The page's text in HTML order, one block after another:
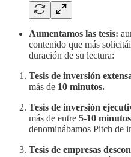
Aumentamos las tesis:
contenido que más
duración de su lectura:
Tesis de inversión
más de 10 minutos.
Tesis de inversión
más de entre 5-10
denominábamos Pitch de
Tesis de empresas